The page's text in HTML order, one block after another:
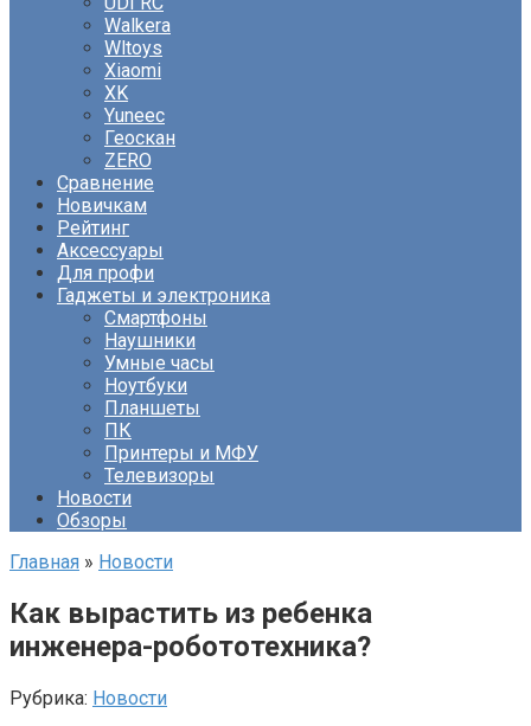
Walkera
Wltoys
Xiaomi
XK
Yuneec
Геоскан
ZERO
Сравнение
Новичкам
Рейтинг
Аксессуары
Для профи
Гаджеты и электроника
Смартфоны
Наушники
Умные часы
Ноутбуки
Планшеты
ПК
Принтеры и МФУ
Телевизоры
Новости
Обзоры
Главная » Новости
Как вырастить из ребенка
инженера-робототехника?
Рубрика: Новости